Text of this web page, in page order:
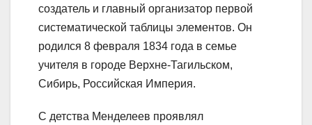
создатель и главный организатор первой
систематической таблицы элементов. Он
родился 8 февраля 1834 года в семье
учителя в городе Верхне-Тагильском,
Сибирь, Российская Империя.
С детства Менделеев проявлял